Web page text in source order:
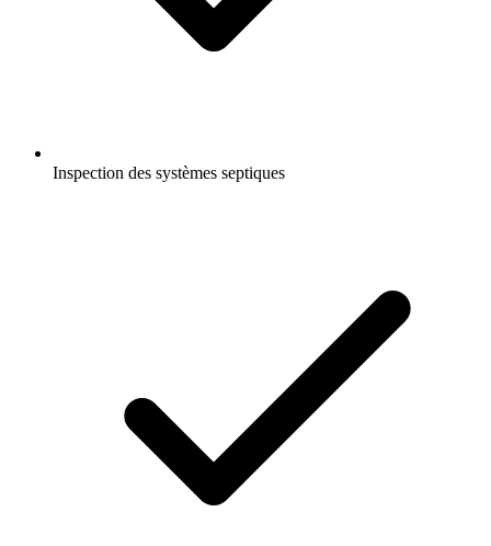
Inspection des systèmes septiques